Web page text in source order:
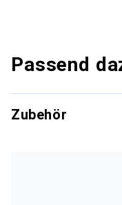
Passend
Zubehör